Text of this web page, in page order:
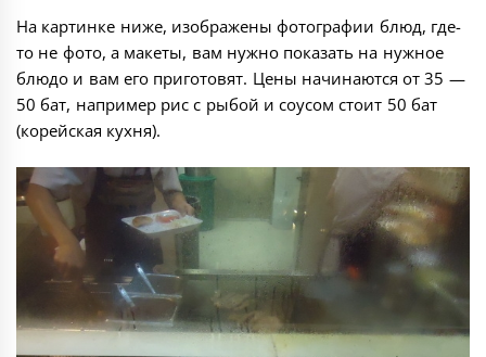
На картинке ниже, изображены фотографии блюд, где-
то не фото, а макеты, вам нужно показать на нужное
блюдо и вам его приготовят. Цены начинаются от 35 —
50 бат, например рис с рыбой и соусом стоит 50 бат
(корейская кухня).